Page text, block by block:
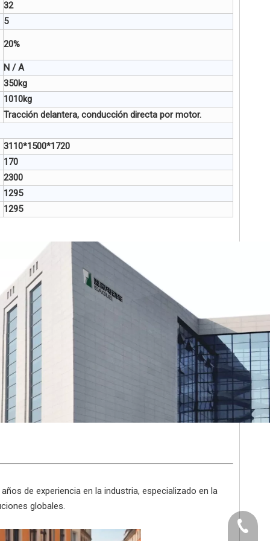
32
5
20%
N / A
350kg
1010kg
Tracción delantera, conducción directa por motor.
3110*1500*1720
170
2300
1295
1295
de experiencia en la industria, especializado en la
globales.
+86-